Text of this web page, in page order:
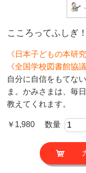
こころってふしぎ
《日本子どもの本研
《全国学校図書館協
自分に自信をもてな
ま。かみさまは、毎
教えてくれます。
￥1,980 数量